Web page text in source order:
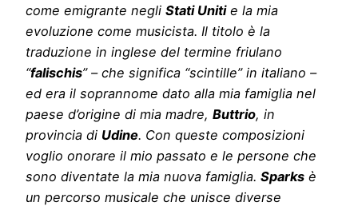
come emigrante negli Stati Unitie la mia
evoluzione come musicista. Il titolo è la
traduzione in inglese del termine friulano
“falischis” – che significa “scintille” in italiano –
ed era il soprannome dato alla mia famiglia nel
paese d’origine di mia madre, Buttrio, in
provincia di Udine. Con queste composizioni
voglio onorare il mio passato e le persone che
sono diventate la mia nuova famiglia. Sparks è
un percorso musicale che unisce diverse